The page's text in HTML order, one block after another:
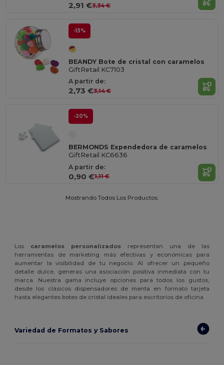
2,91 €3,34 €
-13%
BEANDY Bote de cristal con caramelos
GiftRetail KC7103
A partir de:
2,73 €3,14 €
-20%
BERMONDS Expendedora de caramelos
GiftRetail KC6636
A partir de:
0,90 €1,11 €
Mostrando Todos Los Productos.
Los caramelos personalizados representan una de las
herramientas de marketing más efectivas y económicas para
aumentar la visibilidad de tu negocio. Al ofrecer un pequeño
detalle dulce, generas una asociación positiva inmediata con tu
marca. Nuestra gama incluye opciones para todos los gustos,
desde los clásicos dispensadores de menta en formato tarjeta
hasta elegantes botes de cristal ideales para escritorios de oficina.
Variedad de Formatos y Sabores